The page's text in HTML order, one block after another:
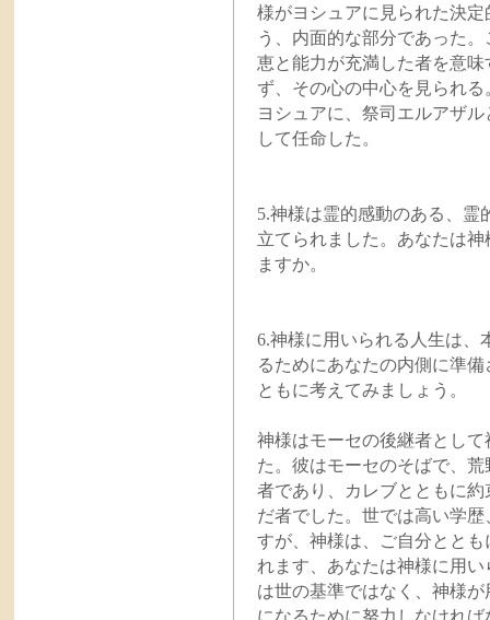
様がヨシュアに見られた決
う、内面的な部分であった
恵と能力が充満した者を意
ず、その心の中心を見られ
ヨシュアに、祭司エルアザ
して任命した。
5.神様は霊的感動のある、霊
立てられました。あなたは
ますか。
6.神様に用いられる人生は、
るためにあなたの内側に準
ともに考えてみましょう。
神様はモーセの後継者とし
た。彼はモーセのそばで、
者であり、カレブとともに
だ者でした。世では高い学
すが、神様は、ご自分とと
れます、あなたは神様に用
は世の基準ではなく、神様
になるために努力しなけれ